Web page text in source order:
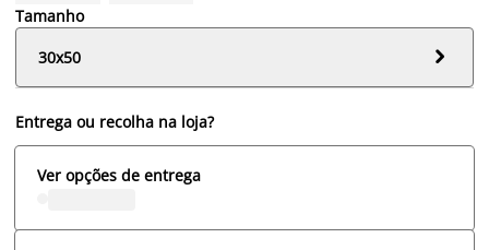
Tamanho
30x50

Entrega ou recolha na loja?
Ver opções de entrega